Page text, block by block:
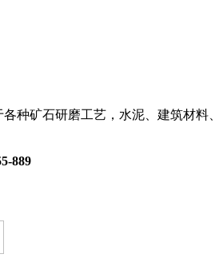
各种矿石研磨工艺，水泥、建筑材
889